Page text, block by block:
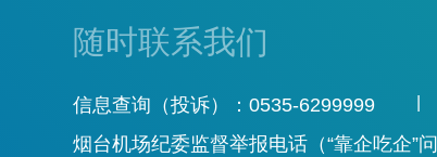
随时联系我们
信息查询（投诉）：0535-6299999
烟台机场纪委监督举报电话（“靠企吃企”